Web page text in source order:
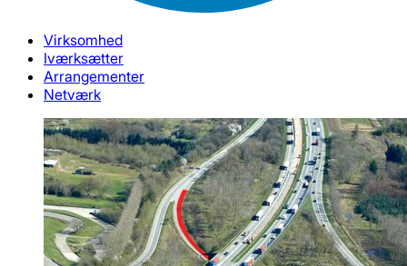
Virksomhed
Iværksætter
Arrangementer
Netværk